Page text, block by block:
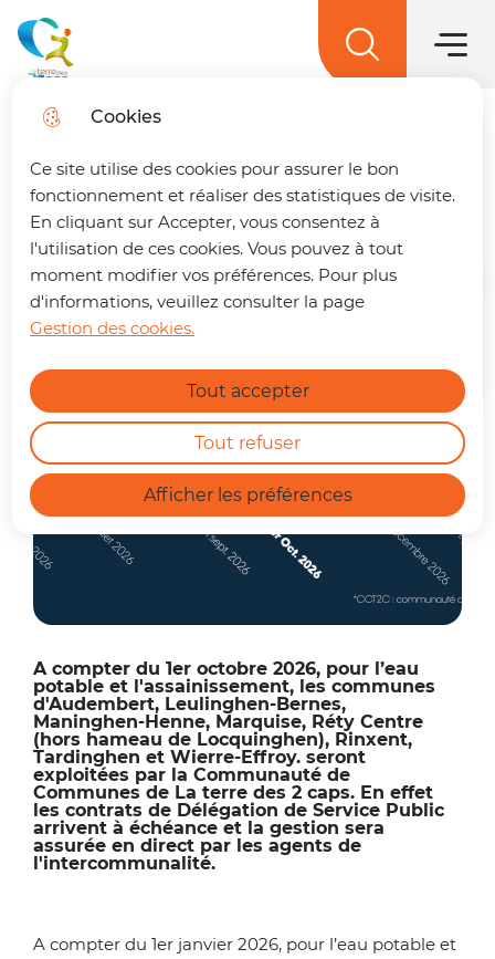
Cookies
Ce site utilise des cookies pour assurer le bon
fonctionnement et réaliser des statistiques de visite.
En cliquant sur Accepter, vous consentez à
l'utilisation de ces cookies. Vous pouvez à tout
moment modifier vos préférences. Pour plus
d'informations, veuillez consulter la page
Gestion des cookies.
Afficher les préférences
Tout accepter
Tout refuser
Zum
Menü
springen
Inhalt
Lageplan
springen
🚌 Vos déplacements simplifiés sur La
terre des 2 caps !Un trajet à préparer ?
Retrouvez dès maintenant notre nouvelle
page dédiée à la mobilité. En quelques clics,
vous pouvez :
Connaître l'horaire du prochain bus à
votre arrêt.
Consulter les tracés et fiches horaires
https://terredes2caps.fr/trouver-son-trajet
Find out more
La terre des 2 caps Menü
Reprise en gestion directe
A compter du 1er octobre 2026, pour l’eau
potable et l'assainissement, les communes
d'Audembert, Leulinghen-Bernes,
Maninghen-Henne, Marquise, Réty Centre
(hors hameau de Locquinghen), Rinxent,
Tardinghen et Wierre-Effroy. seront
exploitées par la Communauté de
Communes de La terre des 2 caps. En effet
les contrats de Délégation de Service Public
arrivent à échéance et la gestion sera
assurée en direct par les agents de
l'intercommunalité.
A compter du 1er janvier 2026, pour l’eau potable et